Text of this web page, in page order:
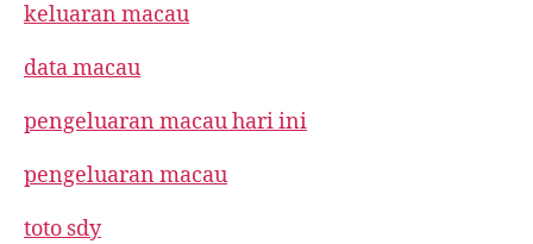
keluaran macau
data macau
pengeluaran macau hari ini
pengeluaran macau
toto sdy